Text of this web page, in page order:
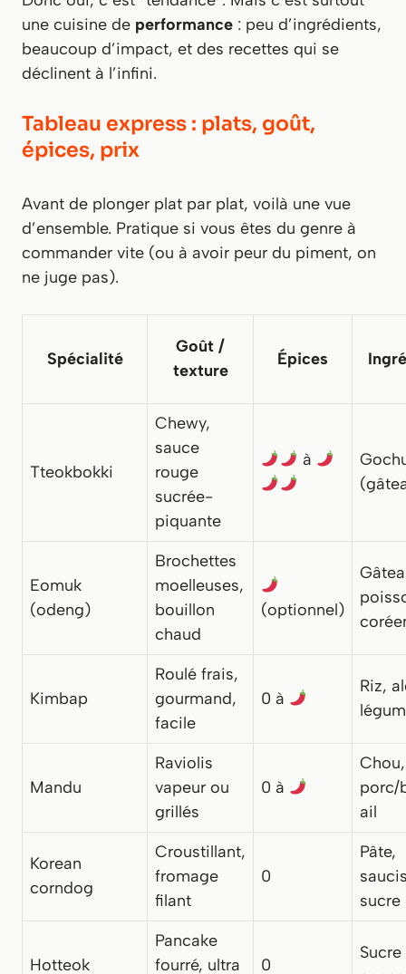
une cuisine de performance : peu d’ingrédients,
beaucoup d’impact, et des recettes qui se
déclinent à l’infini.
Tableau express : plats, goût,
épices, prix
Avant de plonger plat par plat, voilà une vue
d’ensemble. Pratique si vous êtes du genre à
commander vite (ou à avoir peur du piment, on
ne juge pas).
Spécialité
Goût /
texture
Épices
Tteokbokki
Chewy,
sauce
rouge
sucrée-
piquante
à
Eomuk
(odeng)
Brochettes
moelleuses,
bouillon
chaud
(optionnel)
Kimbap
Roulé frais,
gourmand,
facile
0 à
Riz,
Mandu
Raviolis
vapeur ou
grillés
0 à
Chou,
porc/
ail
Korean
corndog
Croustillant,
fromage
filant
0
Pâte,
sucre
Hotteok
Pancake
fourré, ultra
0